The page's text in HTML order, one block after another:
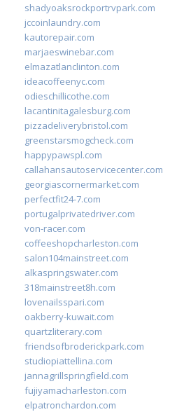
shadyoaksrockportrvpark.com
jccoinlaundry.com
kautorepair.com
marjaeswinebar.com
elmazatlanclinton.com
ideacoffeenyc.com
odieschillicothe.com
lacantinitagalesburg.com
pizzadeliverybristol.com
greenstarsmogcheck.com
happypawspl.com
callahansautoservicecenter.com
georgiascornermarket.com
perfectfit24-7.com
portugalprivatedriver.com
von-racer.com
coffeeshopcharleston.com
salon104mainstreet.com
alkaspringswater.com
318mainstreet8h.com
lovenailsspari.com
oakberry-kuwait.com
quartzliterary.com
friendsofbroderickpark.com
studiopiattellina.com
jannagrillspringfield.com
fujiyamacharleston.com
elpatronchardon.com